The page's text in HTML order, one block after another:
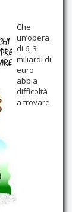
Che
un’opera
di 6, 3
miliardi di
euro
abbia
difficoltà
a trovare